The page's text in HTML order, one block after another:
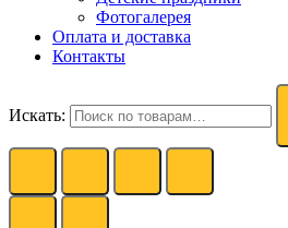
Фотогалерея
Оплата и доставка
Контакты
Искать: